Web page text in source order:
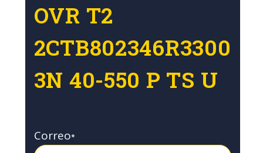
OVR T2
2CTB802346R3300
3N 40-550 P TS U
Correo*